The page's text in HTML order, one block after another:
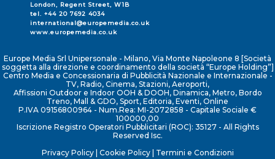
London, Regent Street, W1B
tel. +44 20 7692 4034
international@europemedia.co.uk
www.europemedia.co.uk
Europe Media Srl Unipersonale - Milano, Via Monte Napoleone 8 [Società
soggetta alla direzione e coordinamento della società “Europe Holding”]
Centro Media e Concessionaria di Pubblicità Nazionale e Internazionale -
TV, Radio, Cinema, Stazioni, Aeroporti,
Affissioni Outdoor e Indoor OOH & DOOH, Dinamica, Metro, Bordo
Treno, Mall & GDO, Sport, Editoria, Eventi, Online
P.IVA 09156800964 - Num.Rea: MI-2072858 - Capitale Sociale €
100000,00
Iscrizione Registro Operatori Pubblicitari (ROC): 35127 - All Rights
Reserved Isc.
Privacy Policy| Cookie Policy| Termini e Condizioni